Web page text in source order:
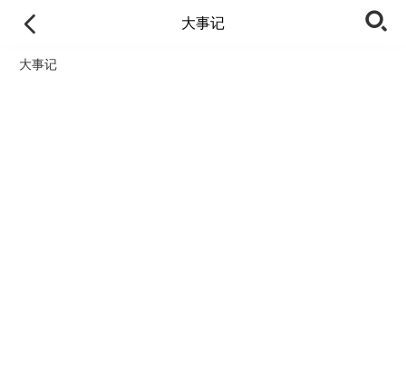
大事记
大事记